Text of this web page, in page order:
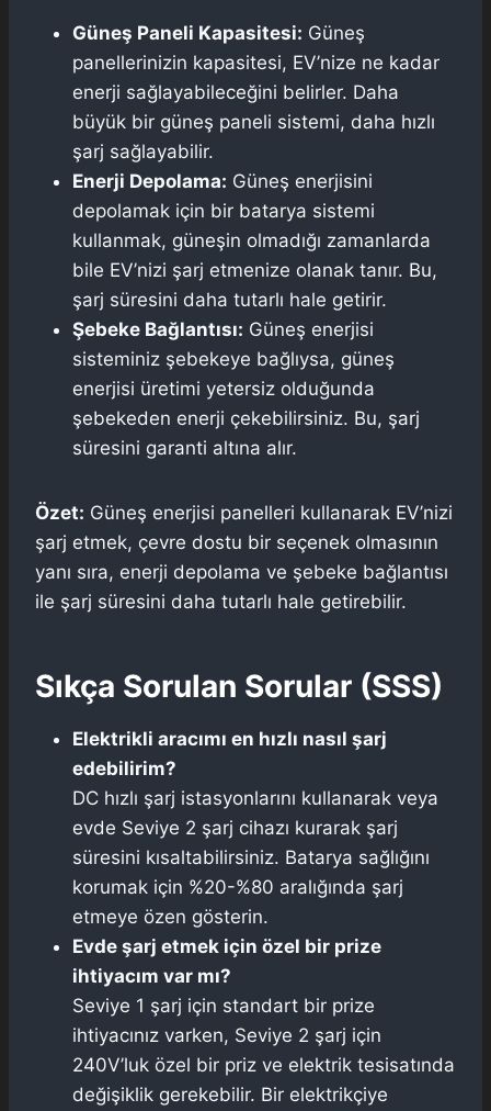
Güneş Paneli Kapasitesi: Güneş
panellerinizin kapasitesi, EV’nize ne kadar
enerji sağlayabileceğini belirler. Daha
büyük bir güneş paneli sistemi, daha hızlı
şarj sağlayabilir.
Enerji Depolama: Güneş enerjisini
depolamak için bir batarya sistemi
kullanmak, güneşin olmadığı zamanlarda
bile EV’nizi şarj etmenize olanak tanır. Bu,
şarj süresini daha tutarlı hale getirir.
Şebeke Bağlantısı: Güneş enerjisi
sisteminiz şebekeye bağlıysa, güneş
enerjisi üretimi yetersiz olduğunda
şebekeden enerji çekebilirsiniz. Bu, şarj
süresini garanti altına alır.
Özet: Güneş enerjisi panelleri kullanarak EV’nizi
şarj etmek, çevre dostu bir seçenek olmasının
yanı sıra, enerji depolama ve şebeke bağlantısı
ile şarj süresini daha tutarlı hale getirebilir.
Sıkça Sorulan Sorular (SSS)
Elektrikli aracımı en hızlı nasıl şarj
edebilirim?
DC hızlı şarj istasyonlarını kullanarak veya
evde Seviye 2 şarj cihazı kurarak şarj
süresini kısaltabilirsiniz. Batarya sağlığını
korumak için %20-%80 aralığında şarj
etmeye özen gösterin.
Evde şarj etmek için özel bir prize
ihtiyacım var mı?
Seviye 1 şarj için standart bir prize
ihtiyacınız varken, Seviye 2 şarj için
240V’luk özel bir priz ve elektrik tesisatında
değişiklik gerekebilir. Bir elektrikçiye